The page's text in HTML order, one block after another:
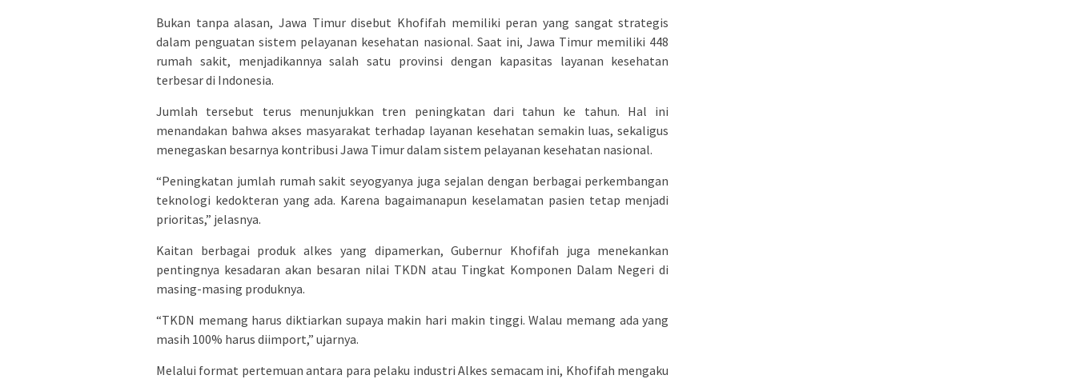
Bukan tanpa alasan, Jawa Timur disebut Khofifah memiliki peran yang sangat strategis
dalam penguatan sistem pelayanan kesehatan nasional. Saat ini, Jawa Timur memiliki 448
rumah sakit, menjadikannya salah satu provinsi dengan kapasitas layanan kesehatan
terbesar di Indonesia.
Jumlah tersebut terus menunjukkan tren peningkatan dari tahun ke tahun. Hal ini
menandakan bahwa akses masyarakat terhadap layanan kesehatan semakin luas, sekaligus
menegaskan besarnya kontribusi Jawa Timur dalam sistem pelayanan kesehatan nasional.
“Peningkatan jumlah rumah sakit seyogyanya juga sejalan dengan berbagai perkembangan
teknologi kedokteran yang ada. Karena bagaimanapun keselamatan pasien tetap menjadi
prioritas,” jelasnya.
Kaitan berbagai produk alkes yang dipamerkan, Gubernur Khofifah juga menekankan
pentingnya kesadaran akan besaran nilai TKDN atau Tingkat Komponen Dalam Negeri di
masing-masing produknya.
“TKDN memang harus diktiarkan supaya makin hari makin tinggi. Walau memang ada yang
masih 100% harus diimport,” ujarnya.
Melalui format pertemuan antara para pelaku industri Alkes semacam ini, Khofifah mengaku